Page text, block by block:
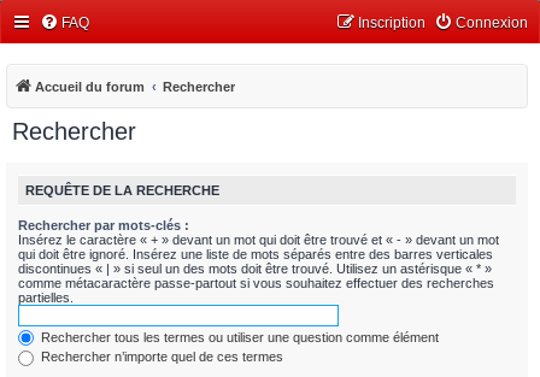
FAQ Connexion
Inscription
Accueil du forum Rechercher
Rechercher
REQUÊTE DE LA RECHERCHE
Rechercher par mots-clés :
Insérez le caractère « + » devant un mot qui doit être trouvé et « - » devant un mot
qui doit être ignoré. Insérez une liste de mots séparés entre des barres verticales
discontinues « | » si seul un des mots doit être trouvé. Utilisez un astérisque « * »
comme métacaractère passe-partout si vous souhaitez effectuer des recherches
partielles.
Rechercher tous les termes ou utiliser une question comme élément
Rechercher n’importe quel de ces termes